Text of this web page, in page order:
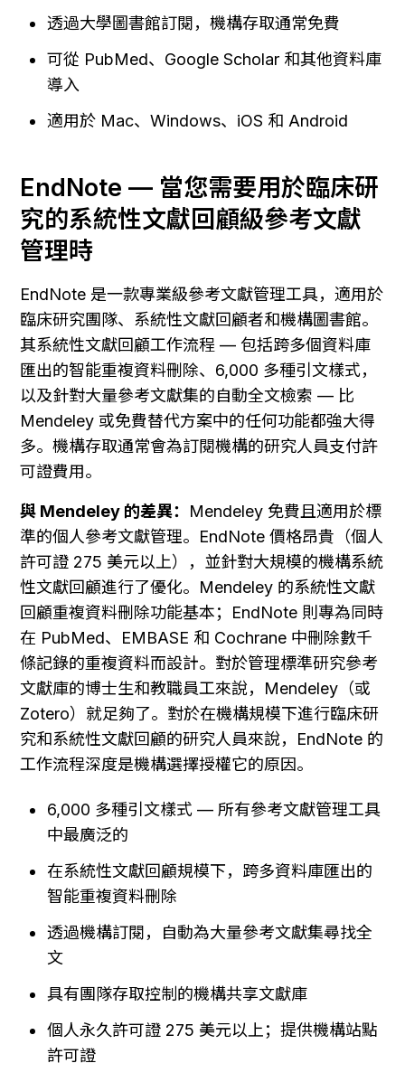
透過大學圖書館訂閱，機構存取通常免費
可從 PubMed、Google Scholar 和其他資料庫
導入
適用於 Mac、Windows、iOS 和 Android
EndNote — 當您需要用於臨床研
究的系統性文獻回顧級參考文獻
管理時
EndNote 是一款專業級參考文獻管理工具，適用於
臨床研究團隊、系統性文獻回顧者和機構圖書館。
其系統性文獻回顧工作流程 — 包括跨多個資料庫
匯出的智能重複資料刪除、6,000 多種引文樣式，
以及針對大量參考文獻集的自動全文檢索 — 比
Mendeley 或免費替代方案中的任何功能都強大得
多。機構存取通常會為訂閱機構的研究人員支付許
可證費用。
與 Mendeley 的差異： Mendeley 免費且適用於標
準的個人參考文獻管理。EndNote 價格昂貴（個人
許可證 275 美元以上），並針對大規模的機構系統
性文獻回顧進行了優化。Mendeley 的系統性文獻
回顧重複資料刪除功能基本；EndNote 則專為同時
在 PubMed、EMBASE 和 Cochrane 中刪除數千
條記錄的重複資料而設計。對於管理標準研究參考
文獻庫的博士生和教職員工來說，Mendeley（或
Zotero）就足夠了。對於在機構規模下進行臨床研
究和系統性文獻回顧的研究人員來說，EndNote 的
工作流程深度是機構選擇授權它的原因。
6,000 多種引文樣式 — 所有參考文獻管理工具
中最廣泛的
在系統性文獻回顧規模下，跨多資料庫匯出的
智能重複資料刪除
透過機構訂閱，自動為大量參考文獻集尋找全
文
具有團隊存取控制的機構共享文獻庫
個人永久許可證 275 美元以上；提供機構站點
許可證